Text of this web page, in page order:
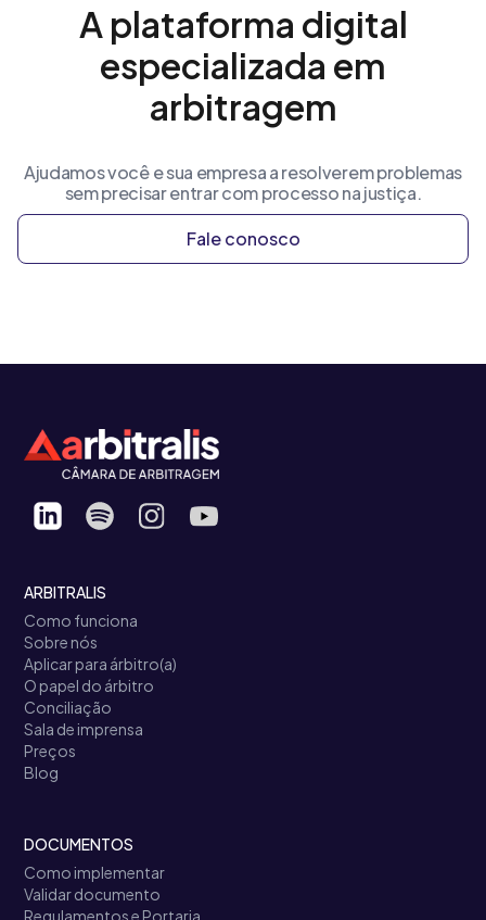
A plataforma digital
especializada em
arbitragem
Ajudamos você e sua empresa a resolverem problemas
sem precisar entrar com processo na justiça.
Fale conosco
ARBITRALIS
Como funciona
Sobre nós
Aplicar para árbitro(a)
O papel do árbitro
Conciliação
Sala de imprensa
Preços
Blog
DOCUMENTOS
Como implementar
Validar documento